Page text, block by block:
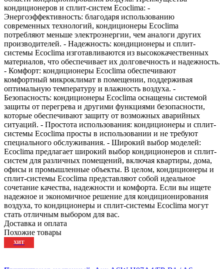
кондиционеров и сплит-систем Ecoclima: -
Энергоэффективность: благодаря использованию
современных технологий, кондиционеры Ecoclima
потребляют меньше электроэнергии, чем аналоги других
производителей. - Надежность: кондиционеры и сплит-
системы Ecoclima изготавливаются из высококачественных
материалов, что обеспечивает их долговечность и надежность.
- Комфорт: кондиционеры Ecoclima обеспечивают
комфортный микроклимат в помещении, поддерживая
оптимальную температуру и влажность воздуха. -
Безопасность: кондиционеры Ecoclima оснащены системой
защиты от перегрева и другими функциями безопасности,
которые обеспечивают защиту от возможных аварийных
ситуаций. - Простота использования: кондиционеры и сплит-
системы Ecoclima просты в использовании и не требуют
специального обслуживания. - Широкий выбор моделей:
Ecoclima предлагает широкий выбор кондиционеров и сплит-
систем для различных помещений, включая квартиры, дома,
офисы и промышленные объекты. В целом, кондиционеры и
сплит-системы Ecoclima представляют собой идеальное
сочетание качества, надежности и комфорта. Если вы ищете
надежное и экономичное решение для кондиционирования
воздуха, то кондиционеры и сплит-системы Ecoclima могут
стать отличным выбором для вас.
Доставка и оплата
Похожие товары
ХИТ